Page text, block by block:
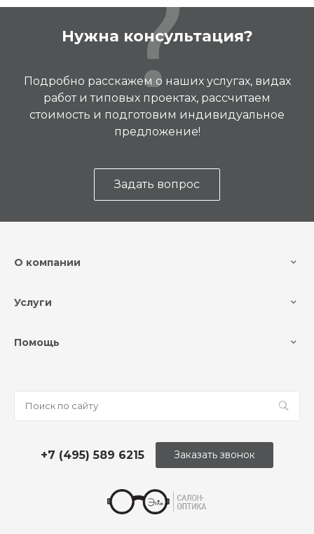
Нужна консультация?
Подробно расскажем о наших услугах, видах
работ и типовых проектах, рассчитаем
стоимость и подготовим индивидуальное
предложение!
Задать вопрос
О компании
Услуги
Помощь
+7 (495) 589 6215 Заказать звонок